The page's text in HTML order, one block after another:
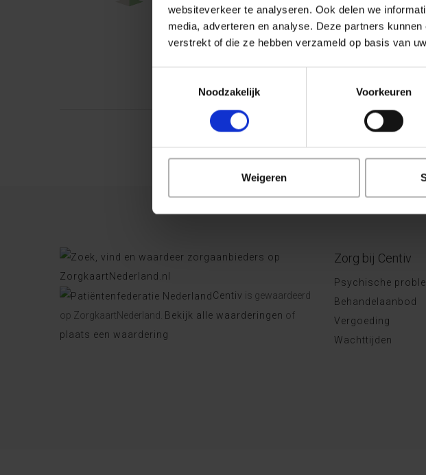
websiteverkeer te analyseren. Ook delen we
media, adverteren en analyse. Deze partners
verstrekt of die ze hebben verzameld op basis van
Noodzakelijk
Voorkeuren
Weigeren
Centiv is gewaardeerd
op ZorgkaartNederland.
Bekijk alle waarderingen of
plaats een waardering
Zorg bij Centiv
Psychische
Behandelaanbod
Vergoeding
Wachttijden